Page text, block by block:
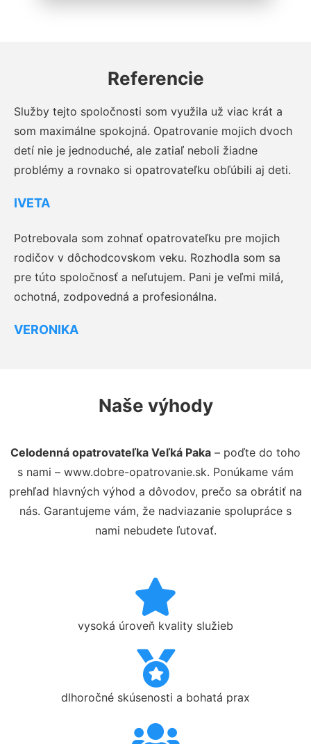
Referencie
Služby tejto spoločnosti som využila už viac krát a
som maximálne spokojná. Opatrovanie mojich dvoch
detí nie je jednoduché, ale zatiaľ neboli žiadne
problémy a rovnako si opatrovateľku obľúbili aj deti.
IVETA
Potrebovala som zohnať opatrovateľku pre mojich
rodičov v dôchodcovskom veku. Rozhodla som sa
pre túto spoločnosť a neľutujem. Pani je veľmi milá,
ochotná, zodpovedná a profesionálna.
VERONIKA
Naše výhody
Celodenná opatrovateľka Veľká Paka – poďte do toho
s nami – www.dobre-opatrovanie.sk. Ponúkame vám
prehľad hlavných výhod a dôvodov, prečo sa obrátiť na
nás. Garantujeme vám, že nadviazanie spolupráce s
nami nebudete ľutovať.
vysoká úroveň kvality služieb
dlhoročné skúsenosti a bohatá prax